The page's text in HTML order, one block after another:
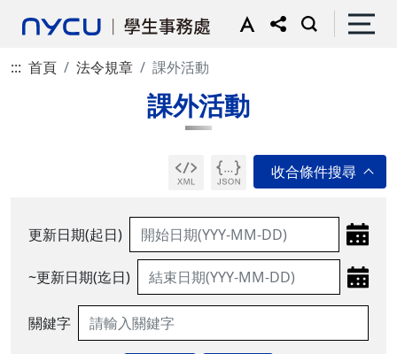
::: 首頁 法令規章 課外活動
課外活動
更新日期(起日)
~更新日期(迄日)
關鍵字